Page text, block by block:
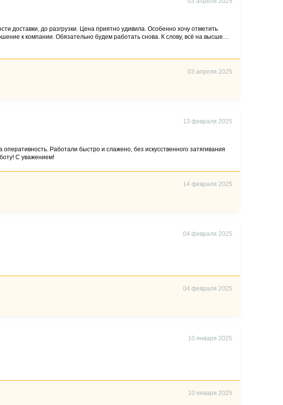
доставки, до разгрузки. Цена приятно удивила. Особенно хочу отметить
к компании. Обязательно будем работать снова. К слову, всё на высшем
03 апреля 2025
13 февраля 2025
Работали быстро и слажено, без искусственного затягивания
С уважением!
14 февраля 2025
04 февраля 2025
04 февраля 2025
10 января 2025
10 января 2025